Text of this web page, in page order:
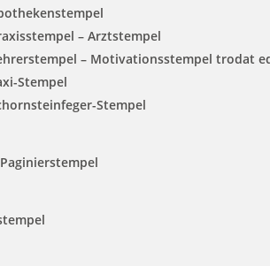
– Arztstempel
– Motivationsstempel trodat
Stempel
Stempel
Paginierstempel